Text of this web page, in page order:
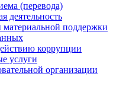
(перевода)
деятельность
поддержки
коррупции
услуги
организации